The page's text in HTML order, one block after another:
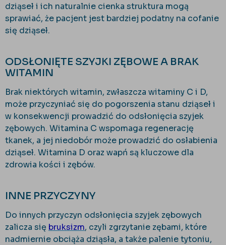
dziąseł i ich naturalnie cienka struktura mogą
sprawiać, że pacjent jest bardziej podatny na cofanie
się dziąseł.
ODSŁONIĘTE SZYJKI ZĘBOWE A BRAK
WITAMIN
Brak niektórych witamin, zwłaszcza witaminy C i D,
może przyczyniać się do pogorszenia stanu dziąseł i
w konsekwencji prowadzić do odsłonięcia szyjek
zębowych. Witamina C wspomaga regenerację
tkanek, a jej niedobór może prowadzić do osłabienia
dziąseł. Witamina D oraz wapń są kluczowe dla
zdrowia kości i zębów.
INNE PRZYCZYNY
Do innych przyczyn odsłonięcia szyjek zębowych
zalicza się bruksizm, czyli zgrzytanie zębami, które
nadmiernie obciąża dziąsła, a także palenie tytoniu,